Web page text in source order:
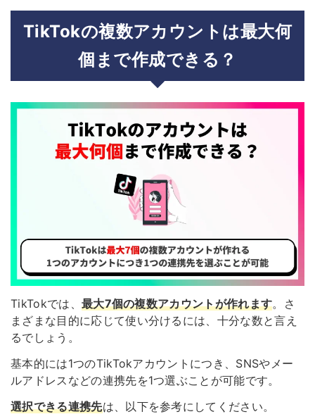
TikTokの複数アカウントは最大何
個まで作成できる？
TikTokでは、 最大7個の複数アカウントが作れます。さ
まざまな目的に応じて使い分けるには、十分な数と言え
るでしょう。
基本的には1つのTikTokアカウントにつき、SNSやメー
ルアドレスなどの連携先を1つ選ぶことが可能です。
選択できる連携先は、以下を参考にしてください。